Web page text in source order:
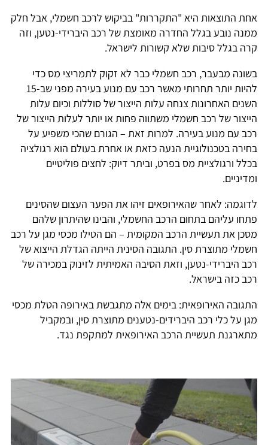
אחת התוצאות היא "התקררות" בביקוש לרכב חשמלי, אבל חלק
ממנה נובע בגלל החדרה מאומצת של רכב היברידי-נטען, וזה
קרה בגלל סיבות שלא קשורות לישראל.
בשונה מבעבר, רכב חשמלי כבר לא זקוק לתמריצי מס כדי
להיות יותר תחרותי מאשר רכב עם מנוע בעירה מפני שב-15
השנים האחרונות צנחה עלות הייצור של סוללות וכיום עלות
הייצור של רכב חשמלי משתווה פחות או יותר לעלות הייצור של
רכב עם מנוע בעירה. למרות זאת – הגורם שהכי משפיע על
בחירה בטכנולוגיית הנעה כזאת או אחרת בעולם הוא רגולציה
בכלל ורגולציית מס בפרט, וביתר דיוק: לחצים פוליטיים
ומדיניים.
לדוגמה: לאחר שהאירופאים זיהו את הפער העצום שהסינים
פתחו עליהם בתחום הרכב החשמלי, והבינו שהיתרון שלהם
מסכן את תעשיית הרכב המקומית – הם הטילו מכסי מגן על רכב
חשמלי מתוצרת סין. התגובה הסינית הייתה הגדלת הייצוא של
רכב היברידי-נטען, וזאת הסיבה האמיתית לזינוק במכירה של
רכב כזה בישראל.
התגובה האירופאית: בימים אלה מתגבשת באירופה הטלת מכסי
מגן על כלי רכב היברידים-נטענים מתוצרת סין, ובמקביל
מתארגנת תעשיית הרכב האירופאית למתקפת נגד.